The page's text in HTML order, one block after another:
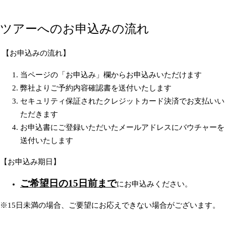
ツアーへのお申込みの流れ
【お申込みの流れ】
当ページの「お申込み」欄からお申込みいただけます
弊社よりご予約内容確認書を送付いたします
セキュリティ保証されたクレジットカード決済でお支払いい
ただきます
お申込書にご登録いただいたメールアドレスにバウチャーを
送付いたします
【お申込み期日】
ご希望日の15日前までにお申込みください。
※15日未満の場合、ご要望にお応えできない場合がございます。